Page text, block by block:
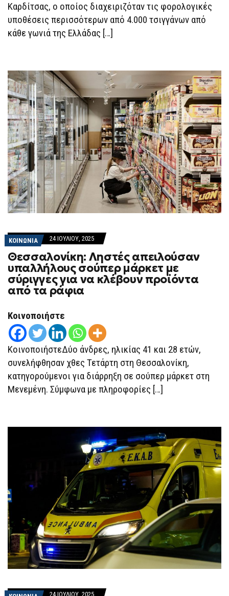
Καρδίτσας, ο οποίος διαχειριζόταν τις φορολογικές
υποθέσεις περισσότερων από 4.000 τσιγγάνων από
κάθε γωνιά της Ελλάδας […]
ΚΟΙΝΩΝΙΑ 24 ΙΟΥΛΊΟΥ, 2025
Θεσσαλονίκη: Ληστές απειλούσαν
υπαλλήλους σούπερ μάρκετ με
σύριγγες για να κλέβουν προϊόντα
από τα ράφια
Κοινοποιήστε
ΚοινοποιήστεΔύο άνδρες, ηλικίας 41 και 28 ετών,
συνελήφθησαν χθες Τετάρτη στη Θεσσαλονίκη,
κατηγορούμενοι για διάρρηξη σε σούπερ μάρκετ στη
Μενεμένη. Σύμφωνα με πληροφορίες […]
24 ΙΟΥΛΊΟΥ, 2025